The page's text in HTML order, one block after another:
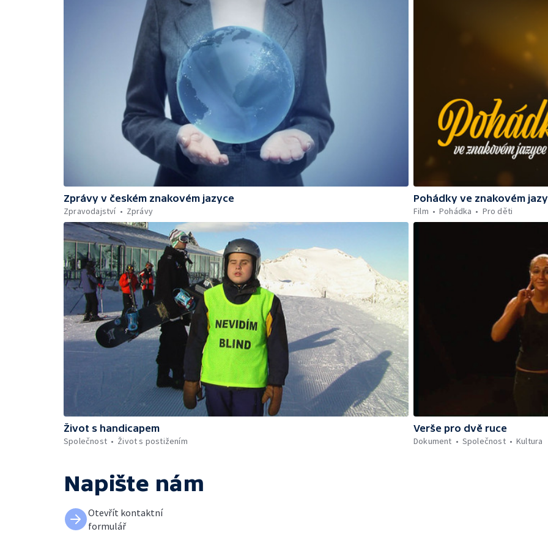
Zprávy v českém znakovém jazyce
Zpravodajství
Zprávy
Pohádky ve znakovém
Film
Pohádka Pro děti
Život s handicapem
Společnost
Život s postižením
Verše pro dvě ruce
Dokument
Společnost Kultura
Napište nám
Otevřít kontaktní
formulář